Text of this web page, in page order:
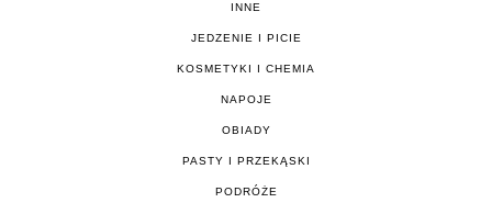
INNE
JEDZENIE I PICIE
KOSMETYKI I CHEMIA
NAPOJE
OBIADY
PASTY I PRZEKĄSKI
PODRÓŻE